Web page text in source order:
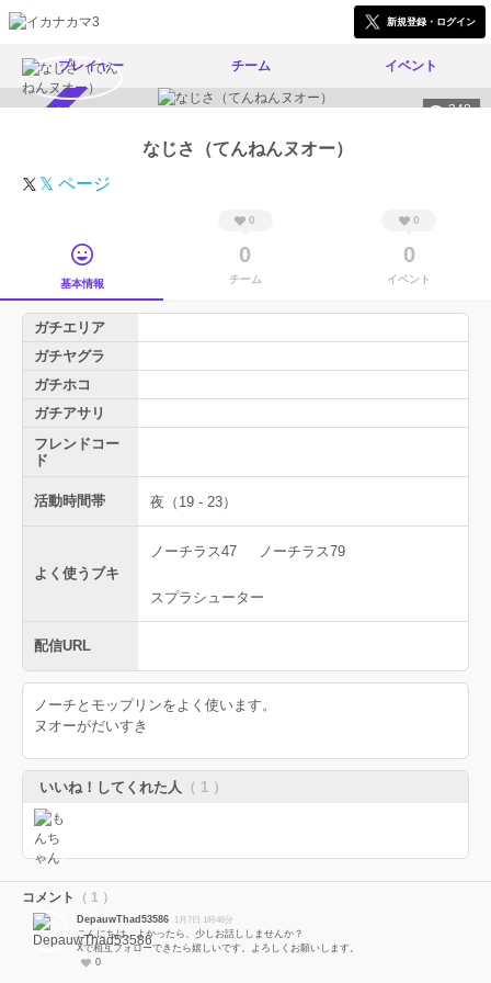
新規登録・ログイン
プレイヤー チーム イベント
348
なじさ（てんねんヌオー）
𝕏 ページ
基本情報
0
0
チーム
0
0
イベント
ガチエリア
ガチヤグラ
ガチホコ
ガチアサリ
フレンドコー
ド
活動時間帯 夜（19 - 23）
よく使うブキ
ノーチラス47 ノーチラス79
スプラシューター
配信URL
ノーチとモップリンをよく使います。
ヌオーがだいすき
いいね！してくれた人 （ 1 ）
コメント （ 1 ）
DepauwThad53586 1月7日 1時46分
こんにちは。よかったら、少しお話ししませんか？
Xで相互フォローできたら嬉しいです。よろしくお願いします。
0